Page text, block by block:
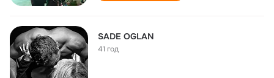
SADE OGLAN
41 год